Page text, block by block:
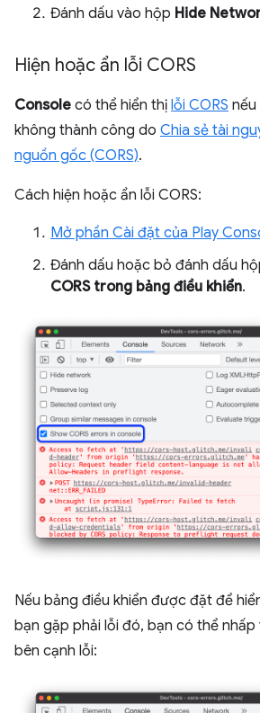
Đánh dấu vào hộp Hide
Hiện hoặc ẩn lỗi CORS
Console có thể hiển thị lỗi CORS nếu
không thành công do Chia sẻ tài
nguồn gốc (CORS).
Cách hiện hoặc ẩn lỗi CORS:
Mở phần Cài đặt của Play
Đánh dấu hoặc bỏ đánh dấu
CORS trong bảng điều khiển.
Nếu bảng điều khiển được đặt để
bạn gặp phải lỗi đó, bạn có thể nhấp
bên cạnh lỗi: